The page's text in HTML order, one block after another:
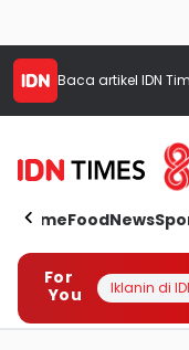
Baca artikel IDN
HomeFoodNews
For
You
Iklanin di